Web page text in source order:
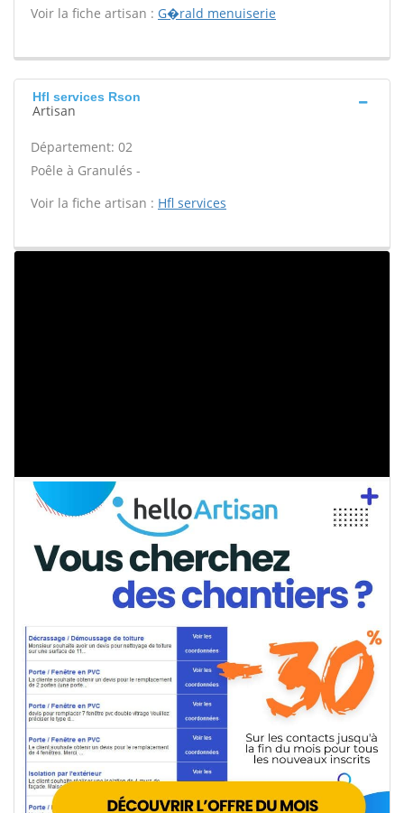
Voir la fiche artisan : G�rald menuiserie
Hfl services Rson
Artisan
Département: 02
Poêle à Granulés -
Voir la fiche artisan : Hfl services